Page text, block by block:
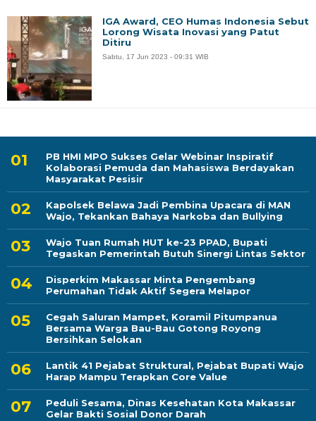
PB HMI MPO Sukses Gelar Webinar Inspiratif
Kolaborasi Pemuda dan Mahasiswa Berdayakan
Masyarakat Pesisir
Kapolsek Belawa Jadi Pembina Upacara di MAN
Wajo, Tekankan Bahaya Narkoba dan Bullying
Wajo Tuan Rumah HUT ke-23 PPAD, Bupati
Tegaskan Pemerintah Butuh Sinergi Lintas Sektor
Disperkim Makassar Minta Pengembang
Perumahan Tidak Aktif Segera Melapor
Cegah Saluran Mampet, Koramil Pitumpanua
Bersama Warga Bau-Bau Gotong Royong
Bersihkan Selokan
Lantik 41 Pejabat Struktural, Pejabat Bupati Wajo
Harap Mampu Terapkan Core Value
Peduli Sesama, Dinas Kesehatan Kota Makassar
Gelar Bakti Sosial Donor Darah
IGA Award, CEO Humas Indonesia Sebut
Lorong Wisata Inovasi yang Patut
Ditiru
Sabtu, 17 Jun 2023 - 09:31 WIB